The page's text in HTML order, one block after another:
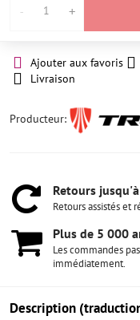
Ajouter aux favoris
Livraison
Producteur:
Retours
Retours assistés et
Plus de 5 000
Les commandes
immédiatement.
Description